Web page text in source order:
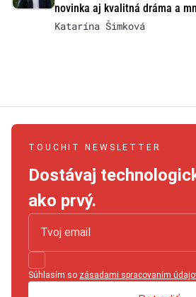
novinka aj kvalitná dráma a
Katarína Šimková
TOUCHIT NEWSLETTER
Dostávaj
ako prvý.
Súhlasím so zásadami spracovaním